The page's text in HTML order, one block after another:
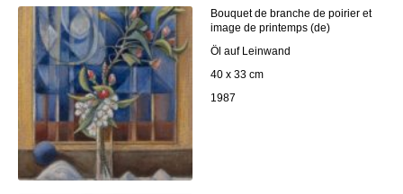
Bouquet de branche de poirier et
image de printemps (de)
Öl auf Leinwand
40 x 33 cm
1987